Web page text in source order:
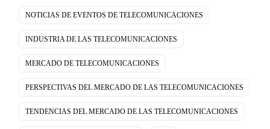
NOTICIAS DE EVENTOS DE TELECOMUNICACIONES
INDUSTRIA DE LAS TELECOMUNICACIONES
MERCADO DE TELECOMUNICACIONES
PERSPECTIVAS DEL MERCADO DE LAS TELECOMUNICACIONES
TENDENCIAS DEL MERCADO DE LAS TELECOMUNICACIONES